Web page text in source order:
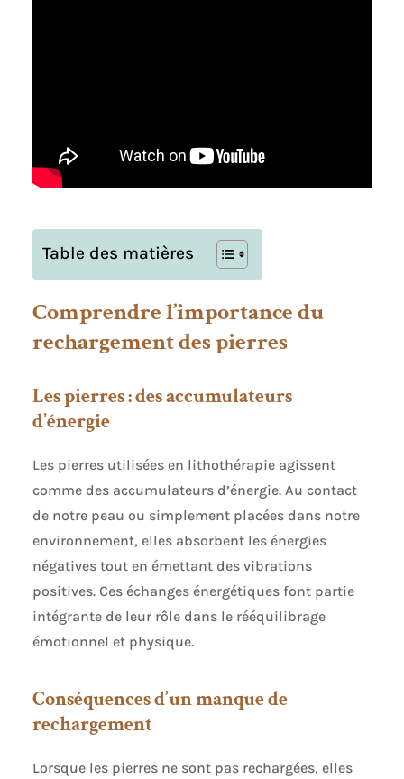
Table des matières
Comprendre l’importance du
rechargement des pierres
Les pierres : des accumulateurs
d’énergie
Les pierres utilisées en lithothérapie agissent
comme des accumulateurs d’énergie. Au contact
de notre peau ou simplement placées dans notre
environnement, elles absorbent les énergies
négatives tout en émettant des vibrations
positives. Ces échanges énergétiques font partie
intégrante de leur rôle dans le rééquilibrage
émotionnel et physique.
Conséquences d’un manque de
rechargement
Lorsque les pierres ne sont pas rechargées, elles